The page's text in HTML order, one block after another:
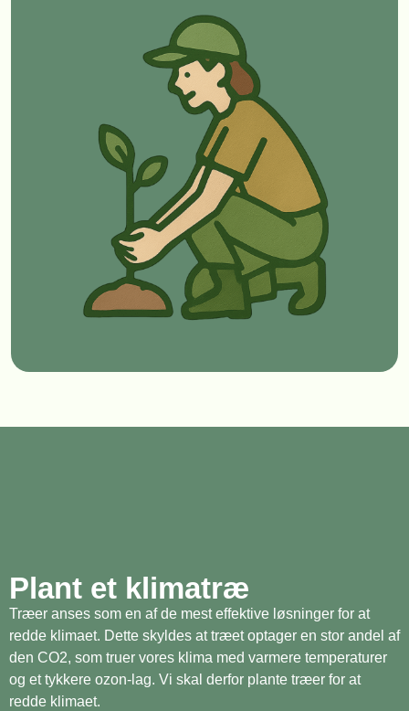
Plant et klimatræ
Træer anses som en af de mest effektive løsninger for at
redde klimaet. Dette skyldes at træet optager en stor andel af
den CO2, som truer vores klima med varmere temperaturer
og et tykkere ozon-lag. Vi skal derfor plante træer for at
redde klimaet.